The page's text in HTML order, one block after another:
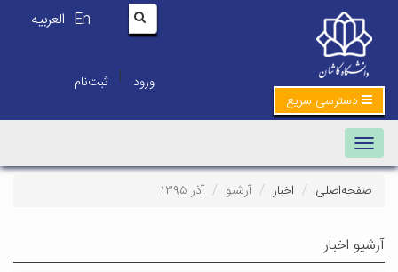
En العربیه
ورود | ثبت‌نام
دسترسی سریع
Toggle navigation
صفحه‌اصلی اخبار آرشیو آذر ۱۳۹۵
آرشیو اخبار